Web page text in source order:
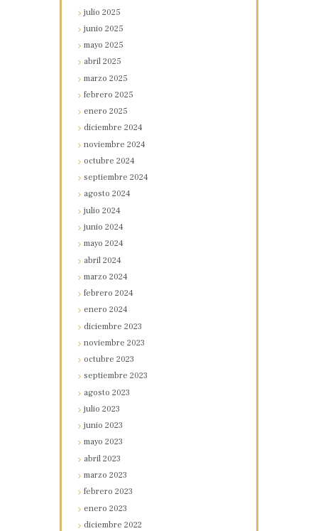
julio2025
junio2025
mayo2025
abril2025
marzo2025
febrero2025
enero2025
diciembre2024
noviembre2024
octubre2024
septiembre2024
agosto2024
julio2024
junio2024
mayo2024
abril2024
marzo2024
febrero2024
enero2024
diciembre2023
noviembre2023
octubre2023
septiembre2023
agosto2023
julio2023
junio2023
mayo2023
abril2023
marzo2023
febrero2023
enero2023
diciembre2022